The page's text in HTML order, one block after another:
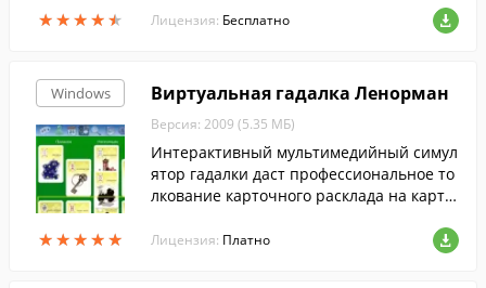
★★★★★
★★★★★ Лицензия: Бесплатно
Windows
★★★★★
★★★★★
Виртуальная гадалка Ленорман
Версия: 2009 (5.35 МБ)
Интерактивный мультимедийный симул
ятор гадалки даст профессиональное то
лкование карточного расклада на карта
Лицензия: Платно